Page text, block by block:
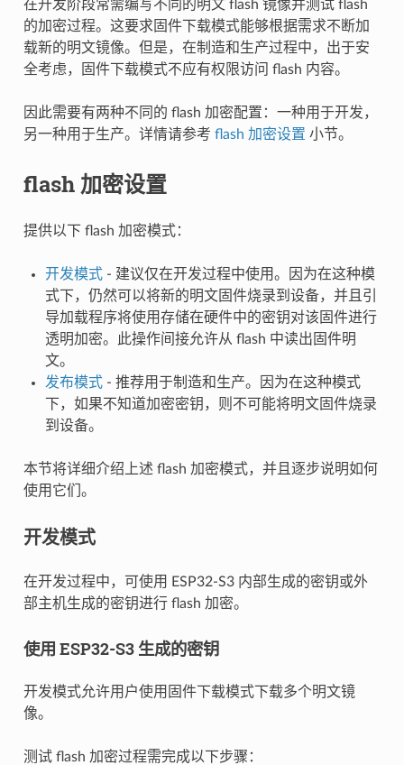
在开发阶段常需编写不同的明文 flash 镜像并测试 flash
的加密过程。这要求固件下载模式能够根据需求不断加
载新的明文镜像。但是，在制造和生产过程中，出于安
全考虑，固件下载模式不应有权限访问 flash 内容。
因此需要有两种不同的 flash 加密配置：一种用于开发，
另一种用于生产。详情请参考 flash 加密设置 小节。
flash 加密设置
提供以下 flash 加密模式：
开发模式- 建议仅在开发过程中使用。因为在这种模
式下，仍然可以将新的明文固件烧录到设备，并且引
导加载程序将使用存储在硬件中的密钥对该固件进行
透明加密。此操作间接允许从 flash 中读出固件明
文。
发布模式- 推荐用于制造和生产。因为在这种模式
下，如果不知道加密密钥，则不可能将明文固件烧录
到设备。
本节将详细介绍上述 flash 加密模式，并且逐步说明如何
使用它们。
开发模式
在开发过程中，可使用 ESP32-S3 内部生成的密钥或外
部主机生成的密钥进行 flash 加密。
使用 ESP32-S3 生成的密钥
开发模式允许用户使用固件下载模式下载多个明文镜
像。
测试 flash 加密过程需完成以下步骤：